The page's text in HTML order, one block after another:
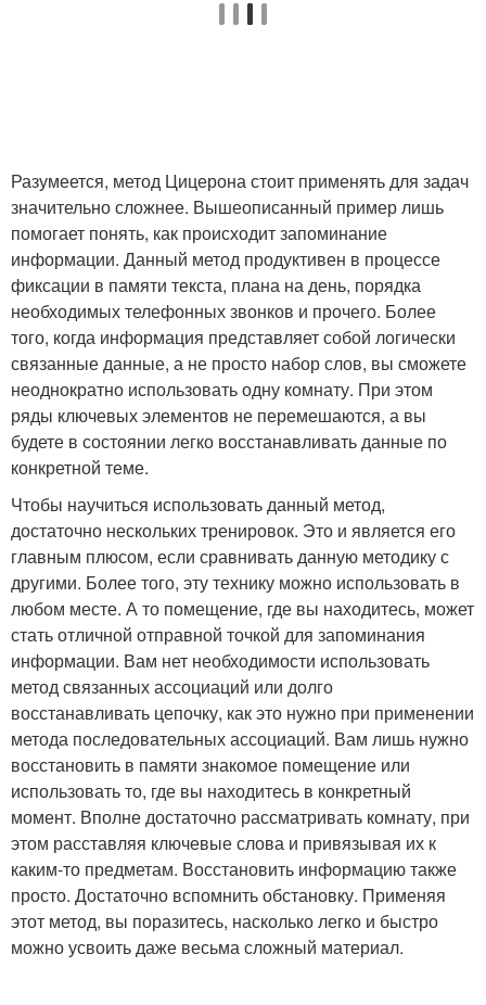
Разумеется, метод Цицерона стоит применять для задач
значительно сложнее. Вышеописанный пример лишь
помогает понять, как происходит запоминание
информации. Данный метод продуктивен в процессе
фиксации в памяти текста, плана на день, порядка
необходимых телефонных звонков и прочего. Более
того, когда информация представляет собой логически
связанные данные, а не просто набор слов, вы сможете
неоднократно использовать одну комнату. При этом
ряды ключевых элементов не перемешаются, а вы
будете в состоянии легко восстанавливать данные по
конкретной теме.
Чтобы научиться использовать данный метод,
достаточно нескольких тренировок. Это и является его
главным плюсом, если сравнивать данную методику с
другими. Более того, эту технику можно использовать в
любом месте. А то помещение, где вы находитесь, может
стать отличной отправной точкой для запоминания
информации. Вам нет необходимости использовать
метод связанных ассоциаций или долго
восстанавливать цепочку, как это нужно при применении
метода последовательных ассоциаций. Вам лишь нужно
восстановить в памяти знакомое помещение или
использовать то, где вы находитесь в конкретный
момент. Вполне достаточно рассматривать комнату, при
этом расставляя ключевые слова и привязывая их к
каким-то предметам. Восстановить информацию также
просто. Достаточно вспомнить обстановку. Применяя
этот метод, вы поразитесь, насколько легко и быстро
можно усвоить даже весьма сложный материал.